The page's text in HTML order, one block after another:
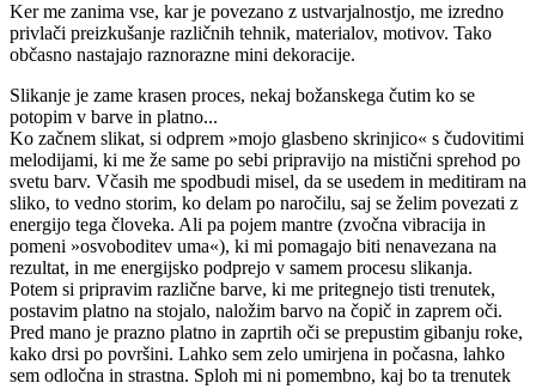
Ker me zanima vse, kar je povezano z ustvarjalnostjo, me izredno
privlači preizkušanje različnih tehnik, materialov, motivov. Tako
občasno nastajajo raznorazne mini dekoracije.
Slikanje je zame krasen proces, nekaj božanskega čutim ko se
potopim v barve in platno...
Ko začnem slikat, si odprem »mojo glasbeno skrinjico« s čudovitimi
melodijami, ki me že same po sebi pripravijo na mistični sprehod po
svetu barv. Včasih me spodbudi misel, da se usedem in meditiram na
sliko, to vedno storim, ko delam po naročilu, saj se želim povezati z
energijo tega človeka. Ali pa pojem mantre (zvočna vibracija in
pomeni »osvoboditev uma«), ki mi pomagajo biti nenavezana na
rezultat, in me energijsko podprejo v samem procesu slikanja.
Potem si pripravim različne barve, ki me pritegnejo tisti trenutek,
postavim platno na stojalo, naložim barvo na čopič in zaprem oči.
Pred mano je prazno platno in zaprtih oči se prepustim gibanju roke,
kako drsi po površini. Lahko sem zelo umirjena in počasna, lahko
sem odločna in strastna. Sploh mi ni pomembno, kaj bo ta trenutek